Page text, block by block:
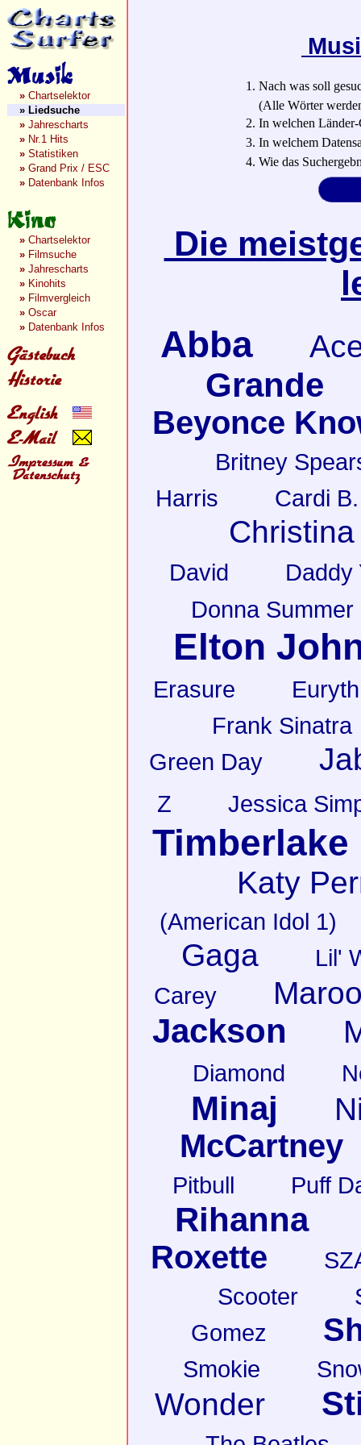
» Chartselektor
» Liedsuche
» Jahrescharts
» Nr.1 Hits
» Statistiken
» Grand Prix / ESC
» Datenbank Infos
» Chartselektor
» Filmsuche
» Jahrescharts
» Kinohits
» Filmvergleich
» Oscar
» Datenbank Infos
1. Nach was soll
(Alle Wörter
2. In welchen Länder-
3. In welchem
4. Wie das
Die
Abba
Grande
Beyonce
Britney
Harris
Cardi B.
David
Daddy
Donna Summer
Elton
Erasure
Frank Sinatra
Green Day
Z Jessica
Timberlake
Katy
(American Idol 1)
Gaga
Lil'
Carey
Jackson
Diamond
Minaj
McCartney
Pitbull Puff
Rihanna
Roxette
Scooter
Gomez
Smokie
Wonder